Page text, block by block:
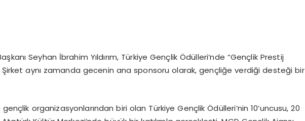
Seyhan İbrahim Yıldırım, Türkiye Gençlik Ödülleri’nde “Gençlik Prestij
Şirket aynı zamanda gecenin ana sponsoru olarak, gençliğe verdiği desteği bir
gençlik organizasyonlarından biri olan Türkiye Gençlik Ödülleri’nin 10’uncusu, 20